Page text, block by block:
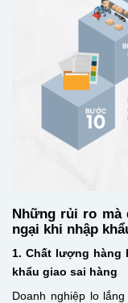
Những rủi ro mà
ngại khi nhập
1. Chất lượng hàng
khẩu giao sai hàng
Doanh nghiệp lo